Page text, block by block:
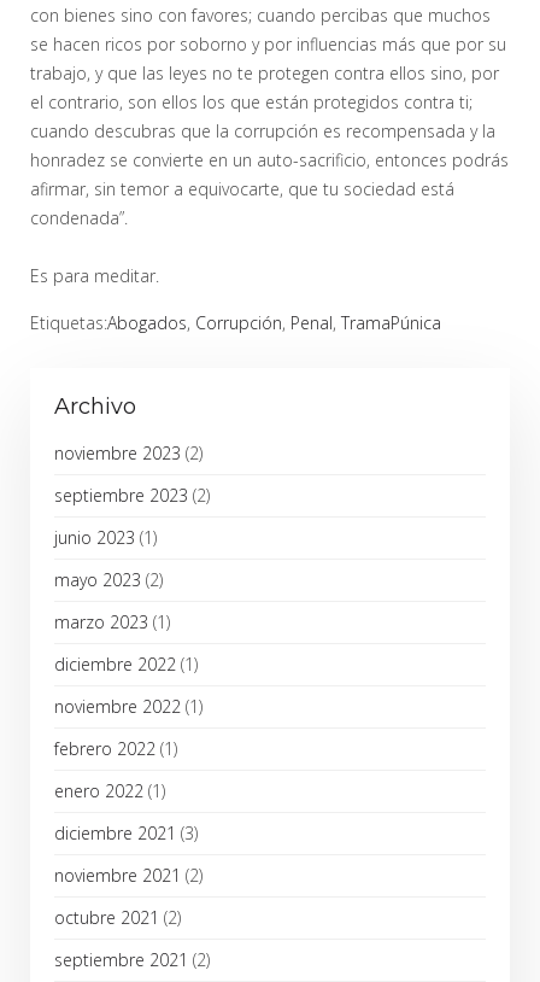
con bienes sino con favores; cuando percibas que muchos
se hacen ricos por soborno y por influencias más que por su
trabajo, y que las leyes no te protegen contra ellos sino, por
el contrario, son ellos los que están protegidos contra ti;
cuando descubras que la corrupción es recompensada y la
honradez se convierte en un auto-sacrificio, entonces podrás
afirmar, sin temor a equivocarte, que tu sociedad está
condenada”.
Es para meditar.
Etiquetas:Abogados, Corrupción, Penal, TramaPúnica
Archivo
noviembre 2023 (2)
septiembre 2023 (2)
junio 2023 (1)
mayo 2023 (2)
marzo 2023 (1)
diciembre 2022 (1)
noviembre 2022 (1)
febrero 2022 (1)
enero 2022 (1)
diciembre 2021 (3)
noviembre 2021 (2)
octubre 2021 (2)
septiembre 2021 (2)